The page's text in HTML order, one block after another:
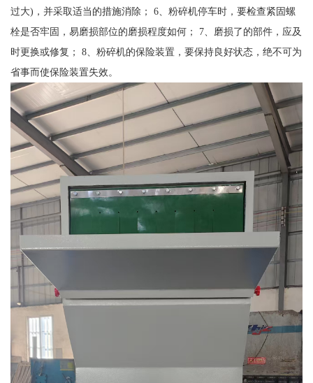
过大)，并采取适当的措施消除； 6、粉碎机停车时，要检查紧固螺
栓是否牢固，易磨损部位的磨损程度如何； 7、磨损了的部件，应及
时更换或修复； 8、粉碎机的保险装置，要保持良好状态，绝不可为
省事而使保险装置失效。